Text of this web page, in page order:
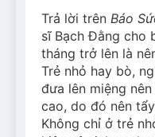
7
7
Trả lời trên Báo
sĩ Bạch Đằng cho
tháng trở lên là
Trẻ nhỏ hay bò,
đưa lên miệng
cao, do đó nên
Không chỉ ở trẻ